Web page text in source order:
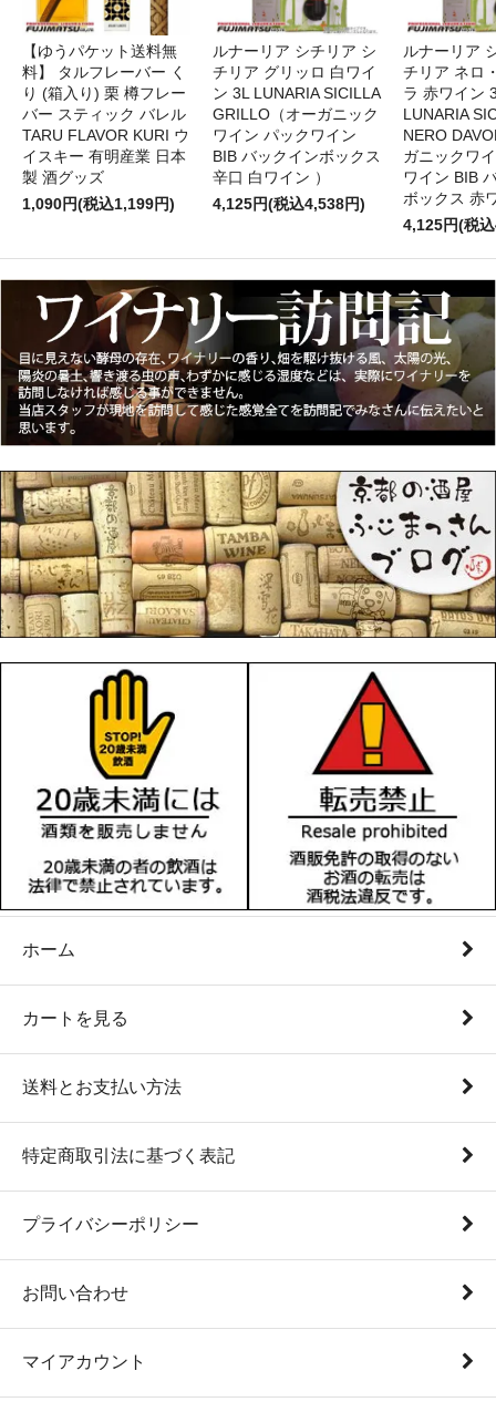
【ゆうパケット送料無
料】 タルフレーバー く
り (箱入り) 栗 樽フレー
バー スティック バレル
TARU FLAVOR KURI ウ
イスキー 有明産業 日本
製 酒グッズ
1,090円(税込1,199円)
ルナーリア シチリア シ
チリア グリッロ 白ワイ
ン 3L LUNARIA SICILLA
GRILLO（オーガニック
ワイン パックワイン
BIB バックインボックス
辛口 白ワイン ）
4,125円(税込4,538円)
ルナーリア
チリア ネロ
ラ 赤ワイ
LUNARIA
NERO
ガニックワ
ワイン BIB
ボックス 赤
4,125円(税
ホーム
カートを見る
送料とお支払い方法
特定商取引法に基づく表記
プライバシーポリシー
お問い合わせ
マイアカウント